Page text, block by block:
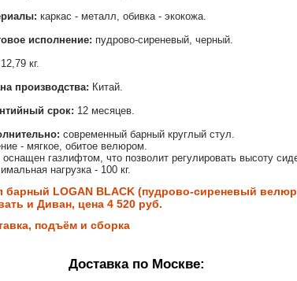
каркас - металл, обивка - экокожа.
исполнение: пудрово-сиреневый, черный.
12,79 кг.
производства: Китай.
срок: 12 месяцев.
современный барный круглый стул.
- мягкое, обитое велюром.
газлифтом, что позволит регулировать высоту
нагрузка - 100 кг.
барный LOGAN BLACK (пудрово-сиреневый
и Диван, цена 4 520 руб.
подъём и сборка
Доставка по Москве: